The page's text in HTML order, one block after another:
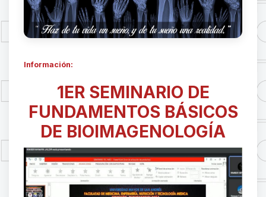
Información:
1ER SEMINARIO DE
FUNDAMENTOS BÁSICOS
DE BIOIMAGENOLOGÍA